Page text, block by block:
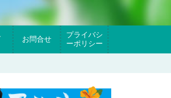
お問合せ
プライバシ
ーポリシー